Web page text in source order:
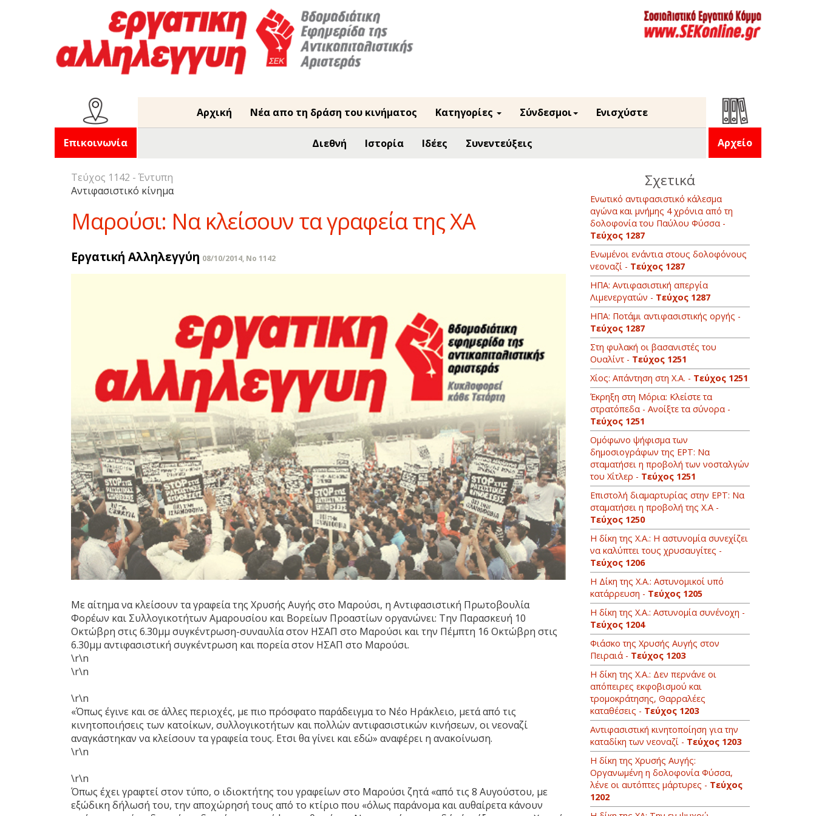
Επικοινωνία
Αρχική Νέα απο τη δράση του κινήματος Κατηγορίες Σύνδεσμοι Ενισχύστε
Διεθνή Ιστορία Ιδέες Συνεντεύξεις Αρχείο
Τεύχος 1142 - Έντυπη
Αντιφασιστικό κίνημα
Μαρούσι: Να κλείσουν τα γραφεία της ΧΑ
Εργατική Αλληλεγγύη 08/10/2014, No 1142
Mε αίτημα να κλείσουν τα γραφεία της Χρυσής Αυγής στο Μαρούσι, η Αντιφασιστική Πρωτοβουλία
Φορέων και Συλλογικοτήτων Αμαρουσίου και Βορείων Προαστίων οργανώνει: Την Παρασκευή 10
Οκτώβρη στις 6.30μμ συγκέντρωση-συναυλία στον ΗΣΑΠ στο Μαρούσι και την Πέμπτη 16 Οκτώβρη στις
6.30μμ αντιφασιστική συγκέντρωση και πορεία στον ΗΣΑΠ στο Μαρούσι.
\r\n
\r\n
\r\n
«Όπως έγινε και σε άλλες περιοχές, με πιο πρόσφατο παράδειγμα το Νέο Ηράκλειο, μετά από τις
κινητοποιήσεις των κατοίκων, συλλογικοτήτων και πολλών αντιφασιστικών κινήσεων, οι νεοναζί
αναγκάστηκαν να κλείσουν τα γραφεία τους. Ετσι θα γίνει και εδώ» αναφέρει η ανακοίνωση.
\r\n
\r\n
Όπως έχει γραφτεί στον τύπο, ο ιδιοκτήτης του γραφείων στο Μαρούσι ζητά «από τις 8 Αυγούστου, με
εξώδικη δήλωσή του, την αποχώρησή τους από το κτίριο που «όλως παράνομα και αυθαίρετα κάνουν
Σχετικά
Ενωτικό αντιφασιστικό κάλεσμα
αγώνα και μνήμης 4 χρόνια από τη
δολοφονία του Παύλου Φύσσα -
Τεύχος 1287
Ενωμένοι ενάντια στους δολοφόνους
νεοναζί - Τεύχος 1287
ΗΠΑ: Αντιφασιστική απεργία
Λιμενεργατών - Τεύχος 1287
ΗΠΑ: Ποτάμι αντιφασιστικής οργής -
Τεύχος 1287
Στη φυλακή οι βασανιστές του
Ουαλίντ - Τεύχος 1251
Χίος: Απάντηση στη Χ.Α. - Τεύχος 1251
Έκρηξη στη Μόρια: Κλείστε τα
στρατόπεδα - Ανοίξτε τα σύνορα -
Τεύχος 1251
Oμόφωνο ψήφισμα των
δημοσιογράφων της ΕΡΤ: Να
σταματήσει η προβολή των νοσταλγών
του Χίτλερ - Τεύχος 1251
Επιστολή διαμαρτυρίας στην ΕΡΤ: Να
σταματήσει η προβολή της Χ.Α -
Τεύχος 1250
H δίκη της Χ.Α.: Η αστυνομία συνεχίζει
να καλύπτει τους χρυσαυγίτες -
Τεύχος 1206
Η Δίκη της Χ.Α.: Αστυνομικοί υπό
κατάρρευση - Τεύχος 1205
Η δίκη της Χ.Α.: Αστυνομία συνένοχη -
Τεύχος 1204
Φιάσκο της Χρυσής Αυγής στον
Πειραιά - Τεύχος 1203
H δίκη της Χ.Α.: Δεν περνάνε οι
απόπειρες εκφοβισμού και
τρομοκράτησης, Θαρραλέες
καταθέσεις - Τεύχος 1203
Αντιφασιστική κινητοποίηση για την
καταδίκη των νεοναζί - Τεύχος 1203
Η δίκη της Χρυσής Αυγής:
Οργανωμένη η δολοφονία Φύσσα,
λένε οι αυτόπτες μάρτυρες - Τεύχος
1202